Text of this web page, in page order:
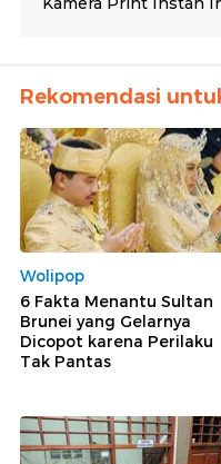
Rekomendasi
Wolipop
6 Fakta Menantu Sultan
Brunei yang Gelarnya
Dicopot karena Perilaku
Tak Pantas